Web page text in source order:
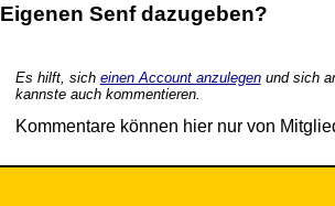
Eigenen Senf dazugeben?
Es hilft, sich einen Account anzulegenund sich
kannste auch kommentieren.
Kommentare können hier nur von